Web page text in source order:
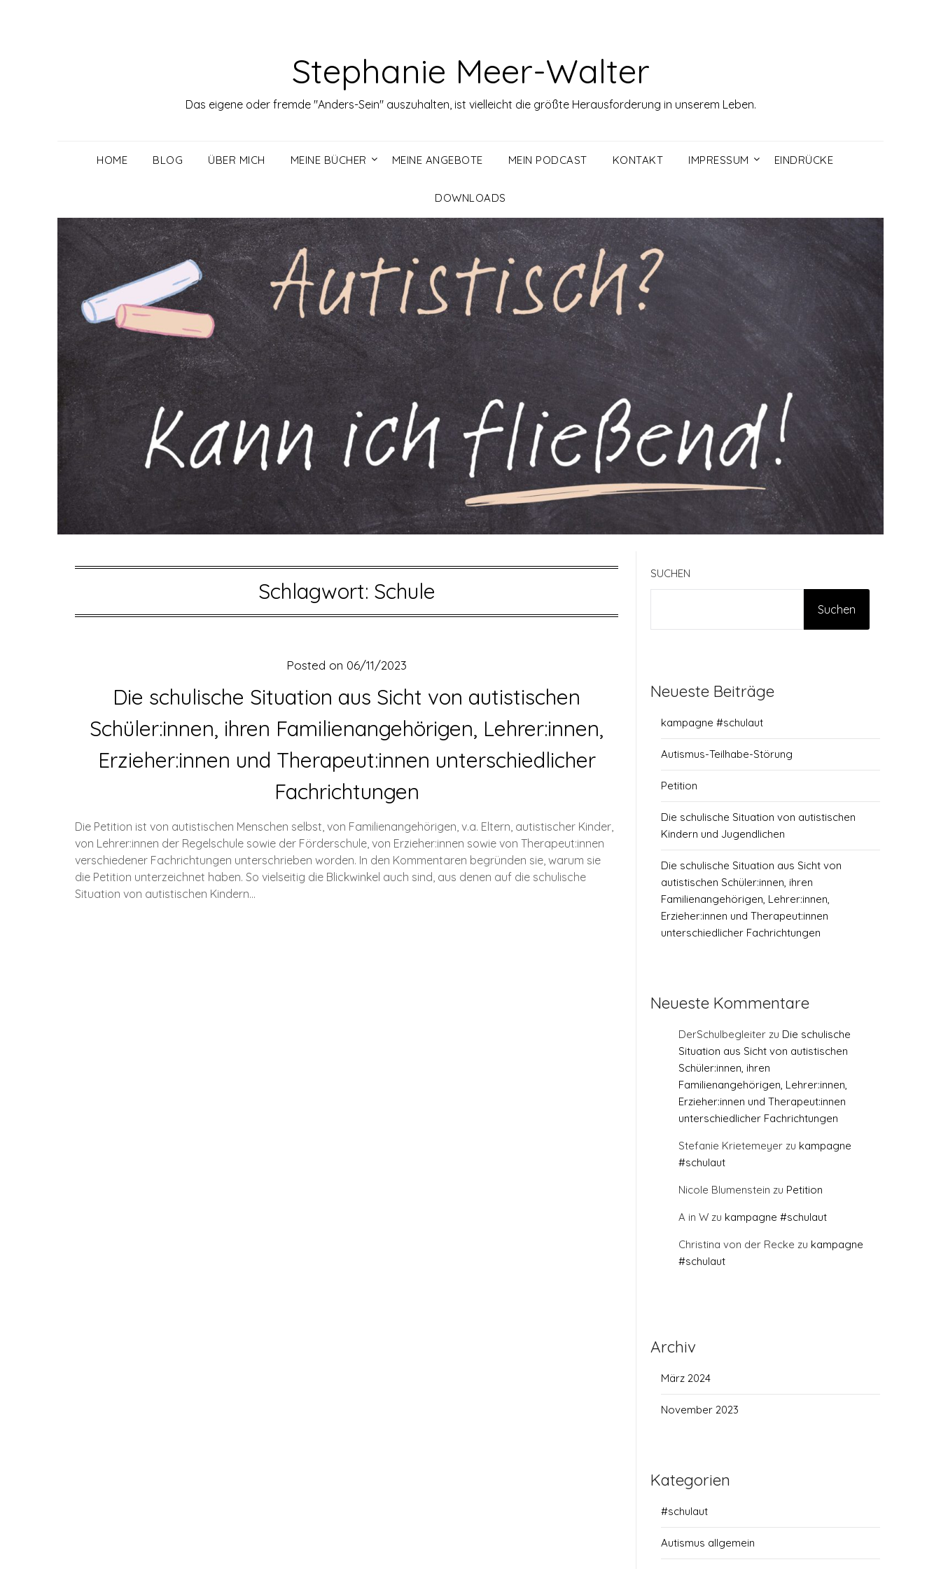
Stephanie Meer-Walter
Das eigene oder fremde "Anders-Sein" auszuhalten, ist vielleicht die größte Herausforderung in unserem Leben.
HOME BLOG ÜBER MICH MEINE BÜCHER MEINE ANGEBOTE MEIN PODCAST KONTAKT IMPRESSUM EINDRÜCKE
DOWNLOADS
Schlagwort: Schule
Die schulische Situation aus Sicht von autistischen
Schüler:innen, ihren Familienangehörigen, Lehrer:innen,
Erzieher:innen und Therapeut:innen unterschiedlicher
Fachrichtungen
Posted on 06/11/2023
Die Petition ist von autistischen Menschen selbst, von Familienangehörigen, v.a. Eltern, autistischer Kinder,
von Lehrer:innen der Regelschule sowie der Förderschule, von Erzieher:innen sowie von Therapeut:innen
verschiedener Fachrichtungen unterschrieben worden. In den Kommentaren begründen sie, warum sie
die Petition unterzeichnet haben. So vielseitig die Blickwinkel auch sind, aus denen auf die schulische
Situation von autistischen Kindern…
SUCHEN
Suchen
Neueste Beiträge
kampagne #schulaut
Autismus-Teilhabe-Störung
Petition
Die schulische Situation von autistischen
Kindern und Jugendlichen
Die schulische Situation aus Sicht von
autistischen Schüler:innen, ihren
Familienangehörigen, Lehrer:innen,
Erzieher:innen und Therapeut:innen
unterschiedlicher Fachrichtungen
Neueste Kommentare
DerSchulbegleiter zu Die schulische
Situation aus Sicht von autistischen
Schüler:innen, ihren
Familienangehörigen, Lehrer:innen,
Erzieher:innen und Therapeut:innen
unterschiedlicher Fachrichtungen
Stefanie Krietemeyer zu kampagne
#schulaut
Nicole Blumenstein zu Petition
A in W zu kampagne #schulaut
Christina von der Recke zu kampagne
#schulaut
Archiv
März 2024
November 2023
Kategorien
#schulaut
Autismus allgemein